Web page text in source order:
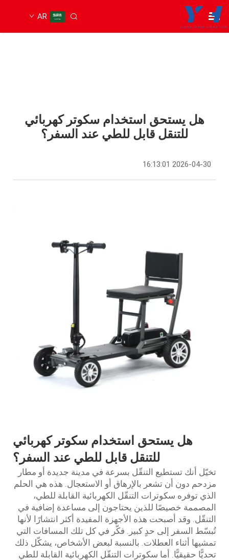
AR
هل يستحق استخدام سكوتر كهربائي
للتنقل قابل للطي عند السفر؟
2026-04-30 16:13:01
هل يستحق استخدام سكوتر كهربائي
للتنقل قابل للطي عند السفر؟
تخيّل أنك تستطيع التنقّل بسرعة في مدينة جديدة أو مطار
مزدحم دون أن تشعر بالإرهاق أو الاستعجال. هذه هي الحلم
الذي توفره سكوترات التنقّل الكهربائية القابلة للطي،
المصممة خصيصًا للذين يحتاجون إلى مساعدة إضافية في
التنقّل. وقد أصبحت هذه الأجهزة المفيدة أكثر انتشارًا لأنها
تُبسّط السفر إلى حدٍ كبير. فكّر في كل تلك المسافات التي
تمشيها أثناء العطلات. بالنسبة لبعض الأشخاص، يشكّل ذلك
تحديًّا حقيقيًّا. أما سكوترات التنقّل الكهربائية القابلة للطي